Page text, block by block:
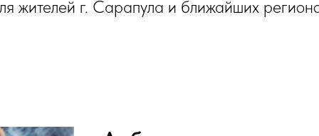
жителей г. Сарапула и ближайших